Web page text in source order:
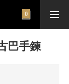
巴手鍊